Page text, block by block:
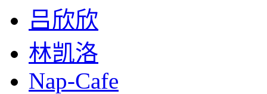
吕欣欣
林凯洛
Nap-Cafe